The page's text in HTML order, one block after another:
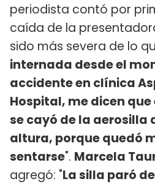
periodista contó por
caída de la
sido más severa de lo
internada desde el
accidente en clínica
Hospital, me dicen
se cayó de la aerosilla
altura, porque quedó
sentarse". Marcela
agregó: "La silla paró